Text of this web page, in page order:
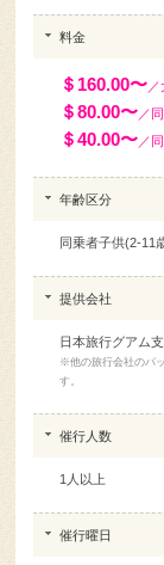
料金
＄160.00〜／
＄80.00〜／
＄40.00〜／
年齢区分
同乗者子供(2-11
提供会社
日本旅行グアム
※他の旅行会社のパ
す。
催行人数
1人以上
催行曜日